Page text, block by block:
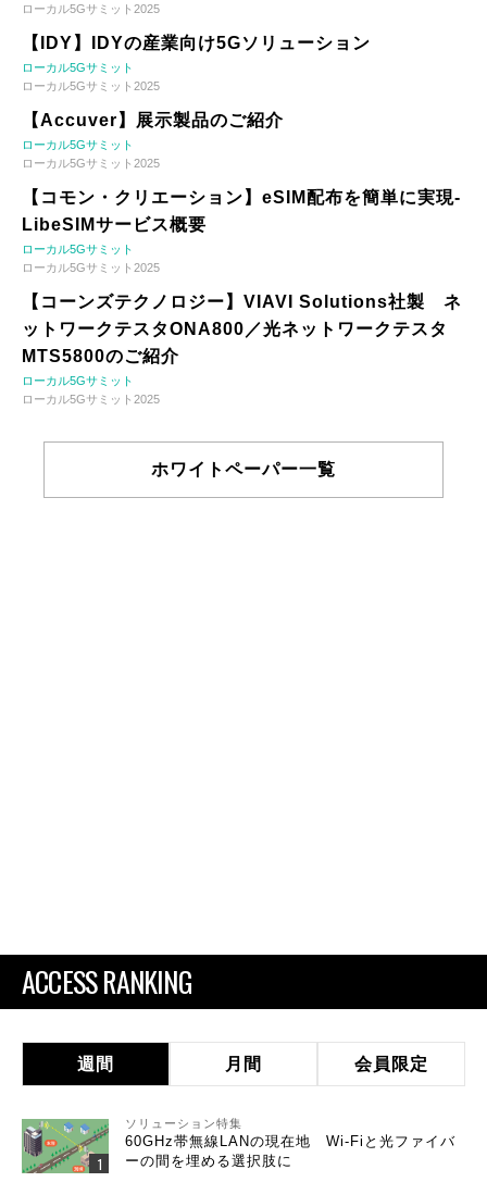
ローカル5Gサミット2025
【IDY】IDYの産業向け5Gソリューション
ローカル5Gサミット
ローカル5Gサミット2025
【Accuver】展示製品のご紹介
ローカル5Gサミット
ローカル5Gサミット2025
【コモン・クリエーション】eSIM配布を簡単に実現-
LibeSIMサービス概要
ローカル5Gサミット
ローカル5Gサミット2025
【コーンズテクノロジー】VIAVI Solutions社製 ネ
ットワークテスタONA800／光ネットワークテスタ
MTS5800のご紹介
ローカル5Gサミット
ローカル5Gサミット2025
ホワイトペーパー一覧
ACCESS RANKING
週間 月間 会員限定
ソリューション特集
60GHz帯無線LANの現在地 Wi-Fiと光ファイバ
ーの間を埋める選択肢に